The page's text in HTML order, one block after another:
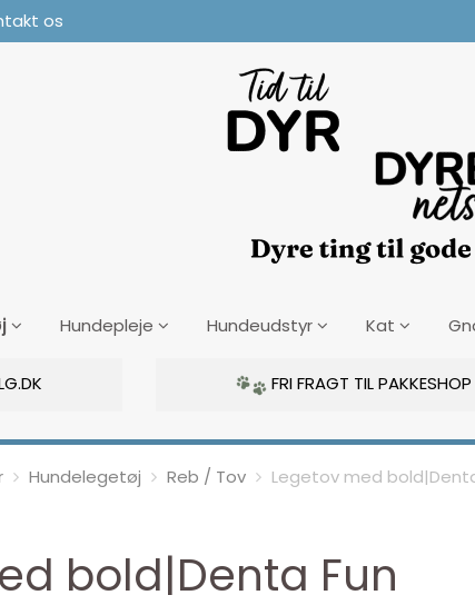
os
Hundepleje Hundeudstyr Kat
FRI FRAGT TIL
Hundelegetøj Reb / Tov
Legetov med
bold|Denta Fun